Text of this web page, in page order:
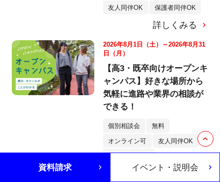
友人同伴OK 保護者同伴OK
詳しくみる
2026年8月1日（土）～2026年8月31
日（月）
【高3・既卒向けオープンキ
ャンパス】好きな場所から
気軽に進路や業界の相談が
できる！
個別相談会 無料
オンライン可 友人同伴OK
詳しくみる
資料請求 イベント・説明会